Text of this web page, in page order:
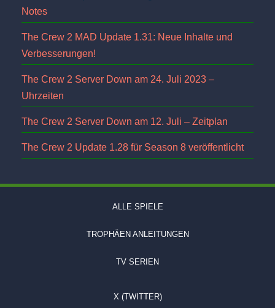
Notes
The Crew 2 MAD Update 1.31: Neue Inhalte und
Verbesserungen!
The Crew 2 Server Down am 24. Juli 2023 –
Uhrzeiten
The Crew 2 Server Down am 12. Juli – Zeitplan
The Crew 2 Update 1.28 für Season 8 veröffentlicht
ALLE SPIELE
TROPHÄEN ANLEITUNGEN
TV SERIEN
X (TWITTER)